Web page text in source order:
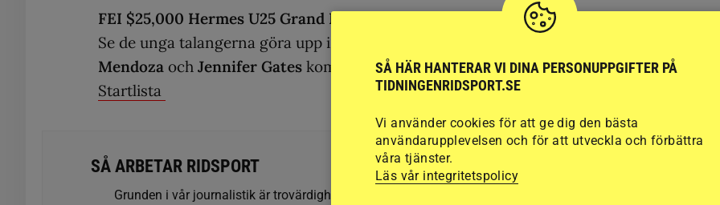
FEI $25,000 Hermes U25 Grand Prix
Se de unga talangerna göra upp i veckans U25-GP. Både brittiska stjärnskottet
Mendoza och Jennifer Gates kommer till start.
Startlista
SÅ ARBETAR RIDSPORT
Grunden i vår journalistik är trovärdighet och opartiskhet. Det vi publicerar ska vara sant och relevant.
SÅ HÄR HANTERAR VI DINA PERSONUPPGIFTER PÅ
TIDNINGENRIDSPORT.SE
Vi använder cookies för att ge dig den bästa
användarupplevelsen och för att utveckla och förbättra
våra tjänster.
Läs vår integritetspolicy